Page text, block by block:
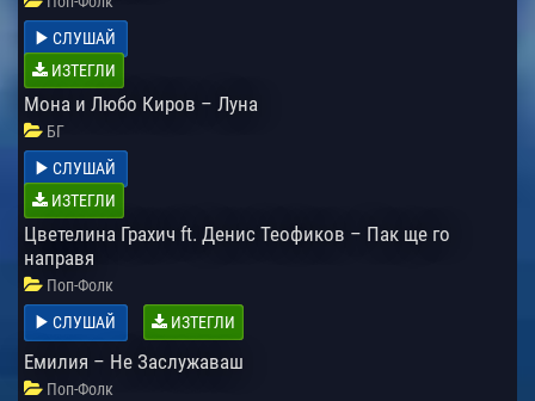
СЛУШАЙ
ИЗТЕГЛИ
Мона и Любо Киров – Луна
БГ
СЛУШАЙ
ИЗТЕГЛИ
Цветелина Грахич ft. Денис Теофиков – Пак ще го
направя
Поп-Фолк
СЛУШАЙ
ИЗТЕГЛИ
Емилия – Не Заслужаваш
Поп-Фолк